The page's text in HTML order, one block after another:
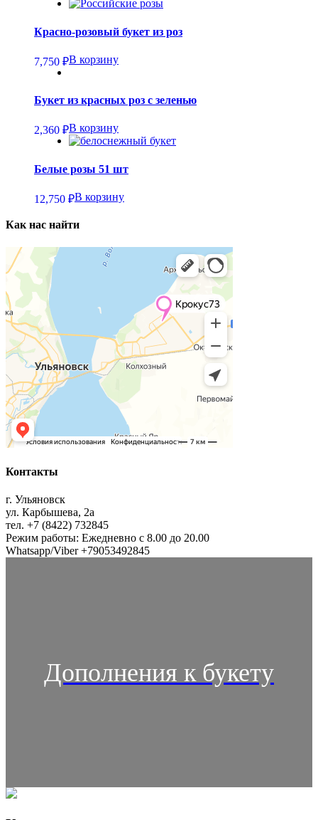
Красно-розовый букет из роз
7,750 ₽В корзину
Букет из красных роз с зеленью
2,360 ₽В корзину
Белые розы 51 шт
12,750 ₽В корзину
Как нас найти
Контакты
г. Ульяновск
ул. Карбышева, 2а
тел. +7 (8422) 732845
Режим работы: Ежедневно с 8.00 до 20.00
Whatsapp/Viber +79053492845
Дополнения к букету